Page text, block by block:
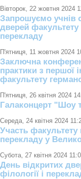
Вівторок, 22 жовтня 2024
Запрошуємо учнів
дверей факультету
перекладу
П'ятниця, 11 жовтня 2024
Заключна
практики з першої
факультету
П'ятниця, 26 квітня 2024
Галаконцерт "Шоу
Середа, 24 квітня 2024
Участь факультету
перекладу у
Субота, 27 квітня 2024
День відкритих
філології і